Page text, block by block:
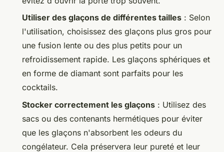
Utiliser des glaçons de différentes tailles : Selon
l'utilisation, choisissez des glaçons plus gros pour
une fusion lente ou des plus petits pour un
refroidissement rapide. Les glaçons sphériques et
en forme de diamant sont parfaits pour les
cocktails.
Stocker correctement les glaçons : Utilisez des
sacs ou des contenants hermétiques pour éviter
que les glaçons n'absorbent les odeurs du
congélateur. Cela préservera leur pureté et leur